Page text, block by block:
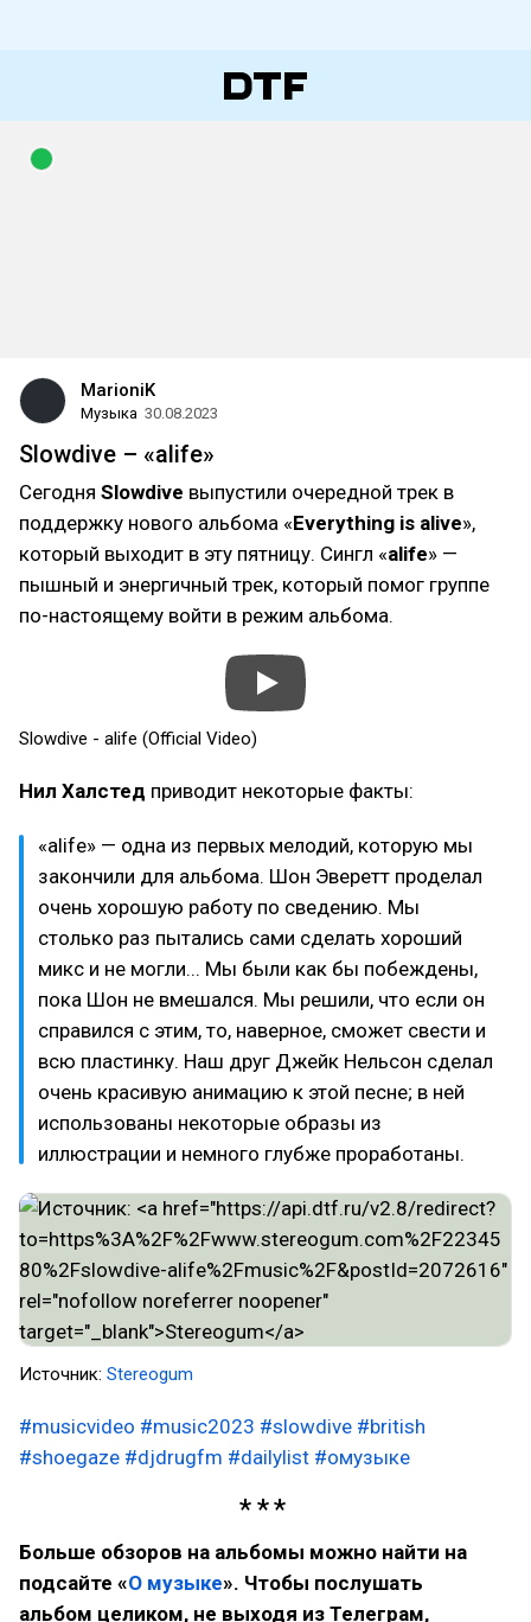
MarioniK
Музыка 30.08.2023
Slowdive – «alife»
Сегодня Slowdive выпустили очередной трек в
поддержку нового альбома «Everything is alive»,
который выходит в эту пятницу. Сингл «alife» —
пышный и энергичный трек, который помог группе
по-настоящему войти в режим альбома.
Slowdive - alife (Official Video)
Нил Халстед приводит некоторые факты:
«alife» — одна из первых мелодий, которую мы
закончили для альбома. Шон Эверетт проделал
очень хорошую работу по сведению. Мы
столько раз пытались сами сделать хороший
микс и не могли... Мы были как бы побеждены,
пока Шон не вмешался. Мы решили, что если он
справился с этим, то, наверное, сможет свести и
всю пластинку. Наш друг Джейк Нельсон сделал
очень красивую анимацию к этой песне; в ней
использованы некоторые образы из
иллюстрации и немного глубже проработаны.
Источник: Stereogum
#musicvideo #music2023 #slowdive #british
#shoegaze #djdrugfm #dailylist #омузыке
Больше обзоров на альбомы можно найти на
подсайте «О музыке». Чтобы послушать
альбом целиком, не выходя из Телеграм,